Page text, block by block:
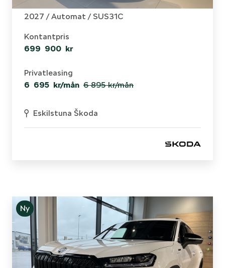
RS 82 kWh 340Hk 4X4 1,95& RÄNTA!!
2027 /Automat / SUS31C
Kontantpris
699 900 kr
Privatleasing
6 695 kr/mån 6 895 kr/mån
Eskilstuna Škoda
Ny